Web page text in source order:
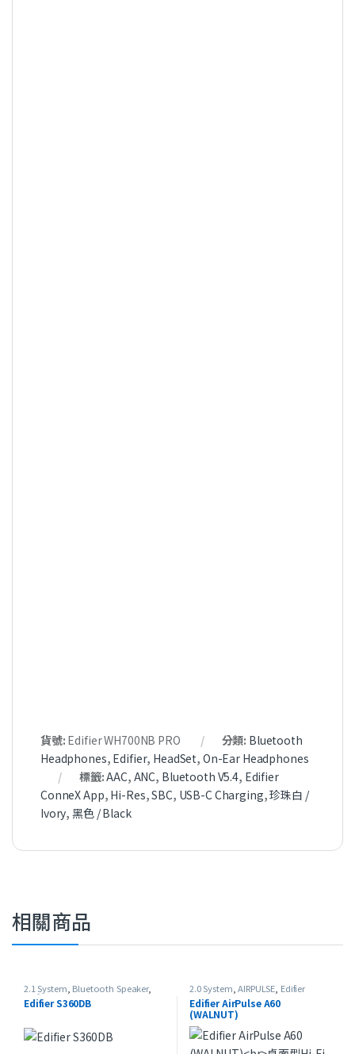
貨號: Edifier WH700NB PRO 分類: Bluetooth
Headphones, Edifier, HeadSet, On-Ear Headphones
標籤:AAC, ANC, Bluetooth V5.4, Edifier
ConneX App, Hi-Res,SBC, USB-C Charging,珍珠白 /
Ivory,黑色 / Black
相關商品
2.1 System, Bluetooth Speaker,
Edifier Home Theater
Edifier S360DB
2.0 System,AIRPULSE, Edifier
Edifier AirPulse A60
(WALNUT)
桌面型Hi-Fi喇叭